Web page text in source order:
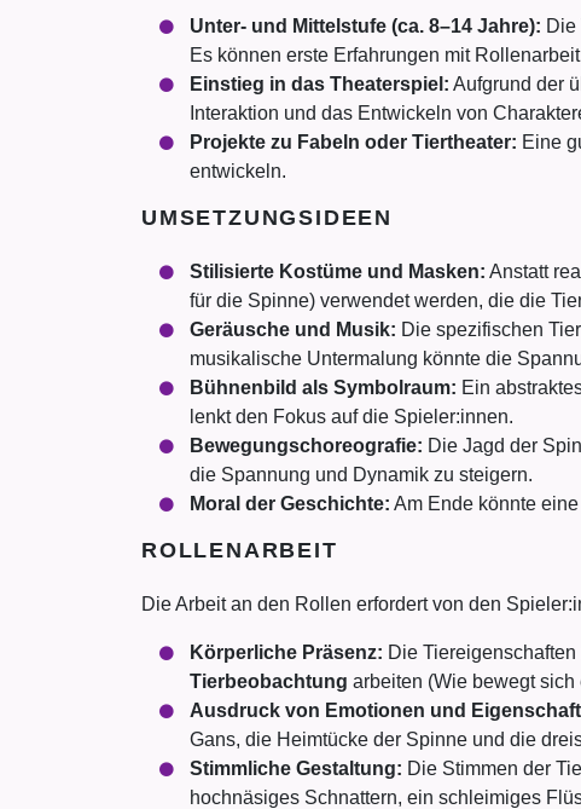
Unter- und Mittelstufe (ca. 8–14 Jahre): Die
Es können erste Erfahrungen mit
Einstieg in das Theaterspiel: Aufgrund der
Interaktion und das Entwickeln von
Projekte zu Fabeln oder Tiertheater: Eine
entwickeln.
UMSETZUNGSIDEEN
Stilisierte Kostüme und Masken: Anstatt
für die Spinne) verwendet werden, die die
Geräusche und Musik: Die spezifischen
musikalische Untermalung könnte die
Bühnenbild als Symbolraum: Ein
lenkt den Fokus auf die Spieler:innen.
Bewegungschoreografie: Die Jagd der
die Spannung und Dynamik zu steigern.
Moral der Geschichte: Am Ende könnte
ROLLENARBEIT
Die Arbeit an den Rollen erfordert von den
Körperliche Präsenz: Die
Tierbeobachtung arbeiten (Wie bewegt
Ausdruck von Emotionen und
Gans, die Heimtücke der Spinne und die
Stimmliche Gestaltung: Die Stimmen der
hochnäsiges Schnattern, ein schleimiges